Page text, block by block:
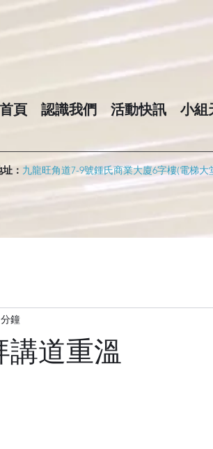
首頁 認識我們 活動快訊 小組
： 九龍旺角道7-9號鍾氏商業大廈6字樓(電梯大
講道重溫
鐘